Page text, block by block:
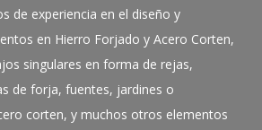
de experiencia en el diseño y
en Hierro Forjado y Acero Corten,
singulares en forma de rejas,
de forja, fuentes, jardines o
corten, y muchos otros elementos